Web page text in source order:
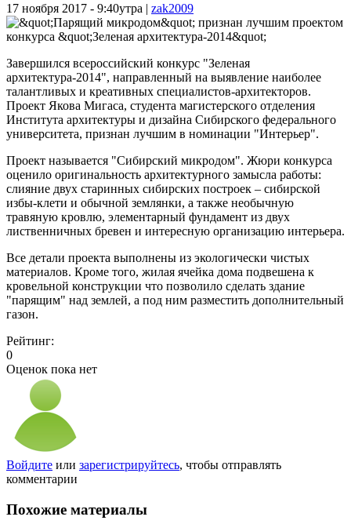
17 ноября 2017 - 9:40утра | zak2009
Завершился всероссийский конкурс "Зеленая
архитектура-2014", направленный на выявление наиболее
талантливых и креативных специалистов-архитекторов.
Проект Якова Мигаса, студента магистерского отделения
Института архитектуры и дизайна Сибирского федерального
университета, признан лучшим в номинации "Интерьер".
Проект называется "Сибирский микродом". Жюри конкурса
оценило оригинальность архитектурного замысла работы:
слияние двух старинных сибирских построек – сибирской
избы-клети и обычной землянки, а также необычную
травяную кровлю, элементарный фундамент из двух
лиственничных бревен и интересную организацию интерьера.
Все детали проекта выполнены из экологически чистых
материалов. Кроме того, жилая ячейка дома подвешена к
кровельной конструкции что позволило сделать здание
"парящим" над землей, а под ним разместить дополнительный
газон.
Рейтинг:
0
Оценок пока нет
Войдите или зарегистрируйтесь, чтобы отправлять
комментарии
Похожие материалы